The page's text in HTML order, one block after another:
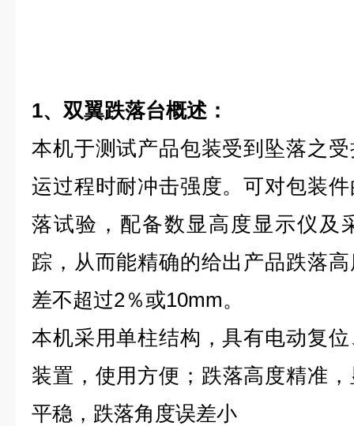
1、双翼跌落台概述：
本机于测试产品包装受到坠落之
运过程时耐冲击强度。可对包装
落试验，配备数显高度显示仪及
踪，从而能精确的给出产品跌落
差不超过2％或10mm。
本机采用单柱结构，具有电动复
装置，使用方便；跌落高度精准
平稳，跌落角度误差小